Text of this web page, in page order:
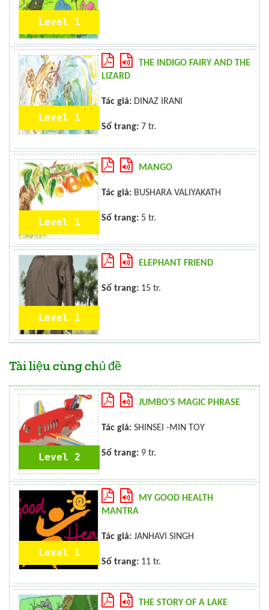
Level 1
Level 1
THE INDIGO FAIRY AND THE
LIZARD
Tác giả: DINAZ IRANI
Số trang: 7 tr.
Level 1
MANGO
Tác giả: BUSHARA VALIYAKATH
Số trang: 5 tr.
Level 1
ELEPHANT FRIEND
Số trang: 15 tr.
Tài liệu cùng chủ đề
Level 2
JUMBO'S MAGIC PHRASE
Tác giả: SHINSEI -MIN TOY
Số trang: 9 tr.
Level 1
MY GOOD HEALTH
MANTRA
Tác giả: JANHAVI SINGH
Số trang: 11 tr.
THE STORY OF A LAKE